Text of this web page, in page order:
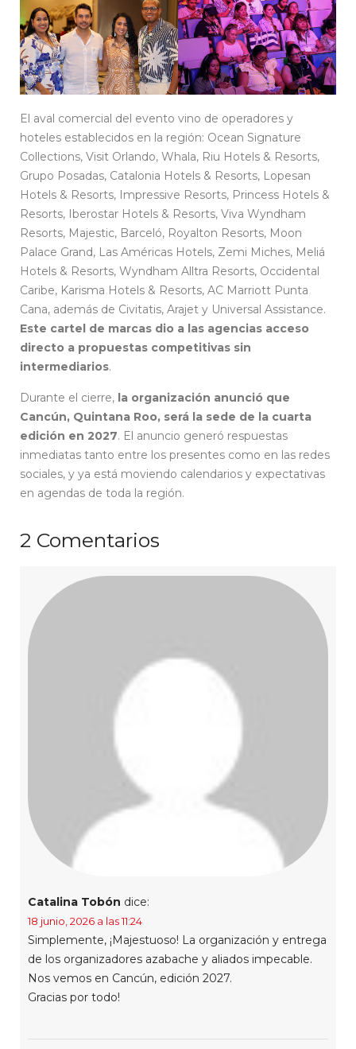
El aval comercial del evento vino de operadores y
hoteles establecidos en la región: Ocean Signature
Collections, Visit Orlando, Whala, Riu Hotels & Resorts,
Grupo Posadas, Catalonia Hotels & Resorts, Lopesan
Hotels & Resorts, Impressive Resorts, Princess Hotels &
Resorts, Iberostar Hotels & Resorts, Viva Wyndham
Resorts, Majestic, Barceló, Royalton Resorts, Moon
Palace Grand, Las Américas Hotels, Zemi Miches, Meliá
Hotels & Resorts, Wyndham Alltra Resorts, Occidental
Caribe, Karisma Hotels & Resorts, AC Marriott Punta
Cana, además de Civitatis, Arajet y Universal Assistance.
Este cartel de marcas dio a las agencias acceso
directo a propuestas competitivas sin
intermediarios.
Durante el cierre, la organización anunció que
Cancún, Quintana Roo, será la sede de la cuarta
edición en 2027. El anuncio generó respuestas
inmediatas tanto entre los presentes como en las redes
sociales, y ya está moviendo calendarios y expectativas
en agendas de toda la región.
2 Comentarios
Catalina Tobón dice:
18 junio, 2026 a las 11:24
Simplemente, ¡Majestuoso! La organización y entrega
de los organizadores azabache y aliados impecable.
Nos vemos en Cancún, edición 2027.
Gracias por todo!